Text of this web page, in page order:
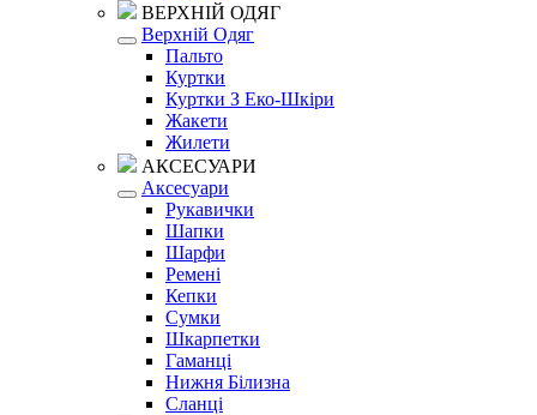
ВЕРХНІЙ ОДЯГ
Верхній Одяг
Пальто
Куртки
Куртки З Еко-Шкіри
Жакети
Жилети
АКСЕСУАРИ
Аксесуари
Рукавички
Шапки
Шарфи
Ремені
Кепки
Сумки
Шкарпетки
Гаманці
Нижня Білизна
Сланці